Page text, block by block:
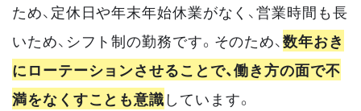
ため、定休日や年末年始休業がなく、営業時間も長
いため、シフト制の勤務です。そのため、数年おき
にローテーションさせることで、働き方の面で不
満をなくすことも意識しています。